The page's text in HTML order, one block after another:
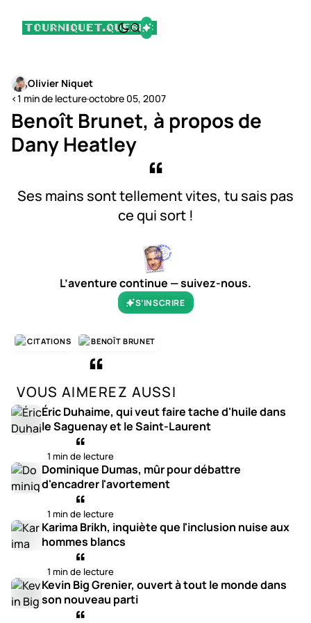
Olivier Niquet
<1 min de lecture·octobre 05, 2007
Benoît Brunet, à propos de
Dany Heatley
Ses mains sont tellement vites, tu sais pas
ce qui sort !
L’aventure continue — suivez-nous.
S’INSCRIRE
CITATIONS BENOÎT BRUNET
VOUS AIMEREZ AUSSI
Éric Duhaime, qui veut faire tache d'huile dans
le Saguenay et le Saint-Laurent
1 min de lecture
Dominique Dumas, mûr pour débattre
d'encadrer l'avortement
1 min de lecture
Karima Brikh, inquiète que l'inclusion nuise aux
hommes blancs
1 min de lecture
Kevin Big Grenier, ouvert à tout le monde dans
son nouveau parti